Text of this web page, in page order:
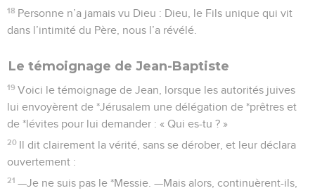
18 Personne n’a jamais vu Dieu : Dieu, le Fils unique qui vit
dans l’intimité du Père, nous l’a révélé.
Le témoignage de Jean-Baptiste
19 Voici le témoignage de Jean, lorsque les autorités juives
lui envoyèrent de *Jérusalem une délégation de *prêtres et
de *lévites pour lui demander : « Qui es-tu ? »
20 Il dit clairement la vérité, sans se dérober, et leur déclara
ouvertement :
21 —Je ne suis pas le *Messie. —Mais alors, continuèrent-ils,